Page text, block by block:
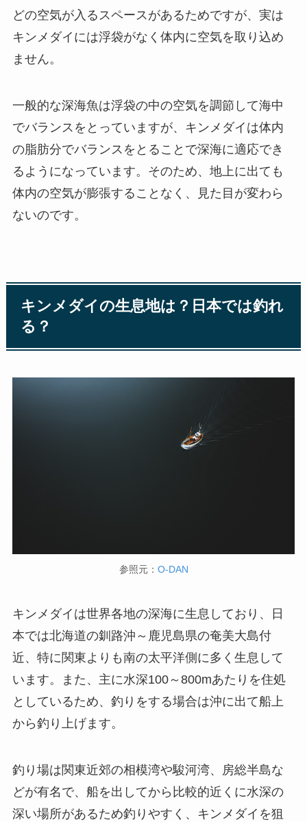
どの空気が入るスペースがあるためですが、実は
キンメダイには浮袋がなく体内に空気を取り込め
ません。
一般的な深海魚は浮袋の中の空気を調節して海中
でバランスをとっていますが、キンメダイは体内
の脂肪分でバランスをとることで深海に適応でき
るようになっています。そのため、地上に出ても
体内の空気が膨張することなく、見た目が変わら
ないのです。
キンメダイの生息地は？日本では釣れ
る？
参照元： O-DAN
キンメダイは世界各地の深海に生息しており、日
本では北海道の釧路沖～鹿児島県の奄美大島付
近、特に関東よりも南の太平洋側に多く生息して
います。また、主に水深100～800mあたりを住処
としているため、釣りをする場合は沖に出て船上
から釣り上げます。
釣り場は関東近郊の相模湾や駿河湾、房総半島な
どが有名で、船を出してから比較的近くに水深の
深い場所があるため釣りやすく、キンメダイを狙